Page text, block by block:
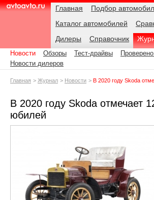
AvtoAvto.ru
Навигация Главная
Подбор
Каталог автомобилей
Дилеры
Справочник
Подразделы
Новости Обзоры Тест-драйвы
Новости дилеров
Родительские
Главная Журнал Новости В 2020 году Skoda
В 2020 году Skoda отмечает
юбилей
Дата: